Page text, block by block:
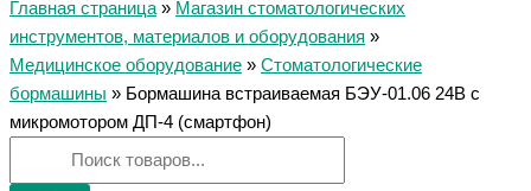
Главная страница » Магазин стоматологических
инструментов, материалов и оборудования »
Медицинское оборудование » Стоматологические
бормашины » Бормашина встраиваемая БЭУ-01.06 24В с
микромотором ДП-4 (смартфон)